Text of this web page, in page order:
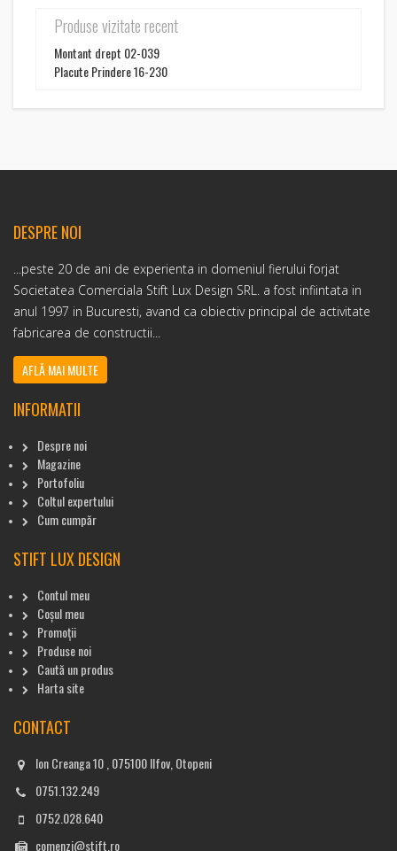
Produse vizitate recent
Montant drept 02-039
Placute Prindere 16-230
DESPRE NOI
...peste 20 de ani de experienta in domeniul fierului forjat
Societatea Comerciala Stift Lux Design SRL. a fost infiintata in
anul 1997 in Bucuresti, avand ca obiectiv principal de activitate
fabricarea de constructii...
AFLĂ MAI MULTE
INFORMATII
Despre noi
Magazine
Portofoliu
Coltul expertului
Cum cumpăr
STIFT LUX DESIGN
Contul meu
Coșul meu
Promoții
Produse noi
Caută un produs
Harta site
CONTACT
Ion Creanga 10 , 075100 Ilfov, Otopeni
0751.132.249
0752.028.640
comenzi@stift.ro